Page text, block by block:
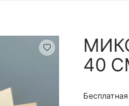
40
КОНТАКТНЫЕ ДАННЫЕ